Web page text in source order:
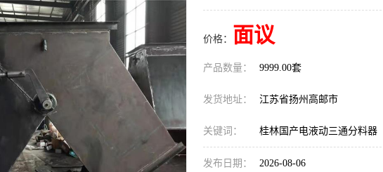
价格： 面议
产品数量： 9999.00套
发货地址： 江苏省扬州高邮市
关键词： 桂林国产电液动三通分料器
发布日期： 2026-08-06